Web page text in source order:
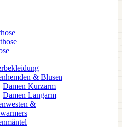
& Blusen
Damen Kurzarm
Damen Langarm
&